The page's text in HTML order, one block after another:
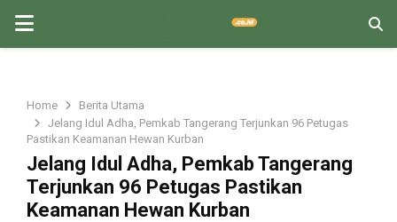
PRIMARY
Home
Berita Utama
Jelang Idul Adha, Pemkab Tangerang Terjunkan 96 Petugas
Pastikan Keamanan Hewan Kurban
Jelang Idul Adha, Pemkab Tangerang
Terjunkan 96 Petugas Pastikan
Keamanan Hewan Kurban